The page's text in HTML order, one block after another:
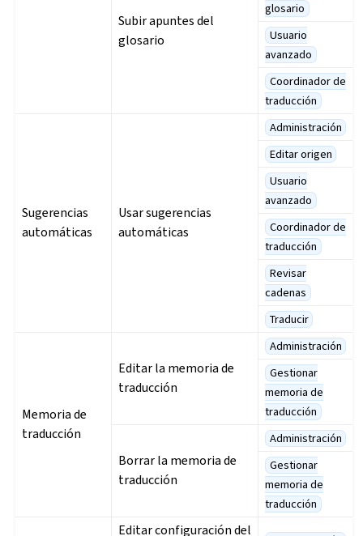
Subir apuntes del
glosario
glosario
Usuario
avanzado
Coordinador de
traducción
Sugerencias
automáticas
Usar sugerencias
automáticas
Administración
Editar origen
Usuario
avanzado
Coordinador de
traducción
Revisar
cadenas
Traducir
Memoria de
traducción
Editar la memoria de
traducción
Administración
Gestionar
memoria de
traducción
Borrar la memoria de
traducción
Administración
Gestionar
memoria de
traducción
Editar configuración del